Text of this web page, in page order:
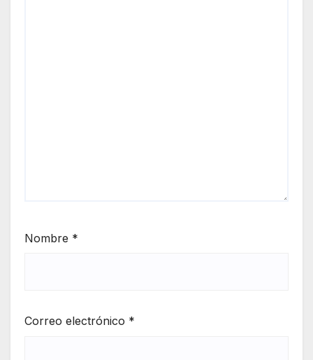
Nombre *
Correo electrónico *